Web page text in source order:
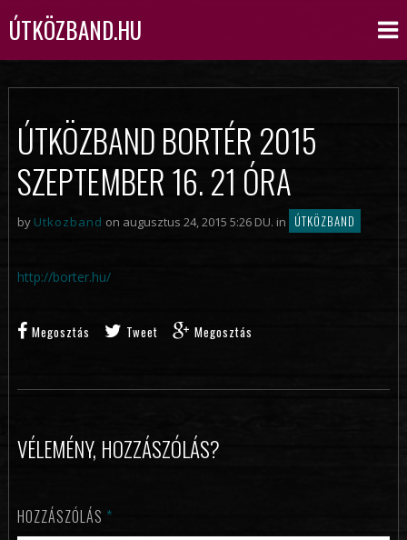
ÚTKÖZBAND.HU
ÚTKÖZBAND BORTÉR 2015
SZEPTEMBER 16. 21 ÓRA
by Utkozband on augusztus 24, 2015 5:26 DU. in ÚTKÖZBAND
http://borter.hu/
Megosztás Tweet Megosztás
VÉLEMÉNY, HOZZÁSZÓLÁS?
HOZZÁSZÓLÁS *